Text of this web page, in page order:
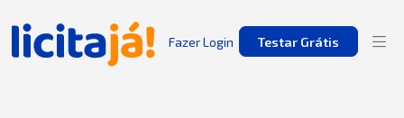
Fazer Login Testar Grátis